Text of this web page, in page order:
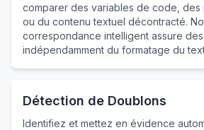
comparer des variables de code, des
ou du contenu textuel décontracté.
correspondance intelligent assure
indépendamment du formatage du
Détection de Doublons
Identifiez et mettez en évidence